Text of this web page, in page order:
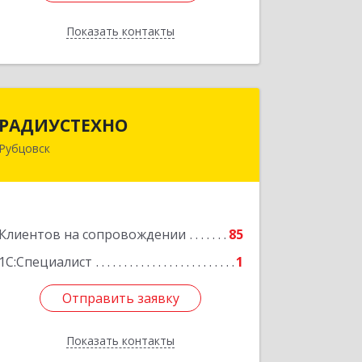
Показать контакты
Назад
РАДИУСТЕХНО
Рубцовск
Клиентов на сопровождении
85
1С:Специалист
1
Отправить заявку
Показать контакты
658225, Алтайский край, Рубцовск г,
Отправить заявку
Назад